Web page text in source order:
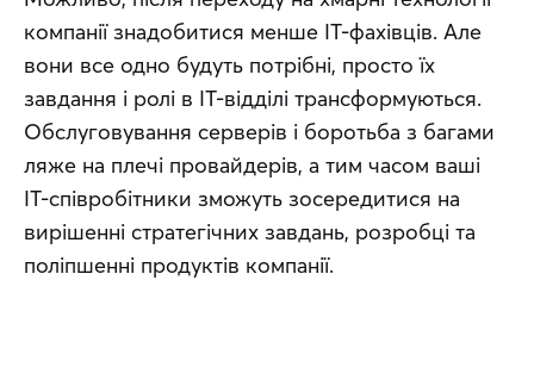
компанії знадобитися менше IT-фахівців. Але
вони все одно будуть потрібні, просто їх
завдання і ролі в IT-відділі трансформуються.
Обслуговування серверів і боротьба з багами
ляже на плечі провайдерів, а тим часом ваші
IT-співробітники зможуть зосередитися на
вирішенні стратегічних завдань, розробці та
поліпшенні продуктів компанії.